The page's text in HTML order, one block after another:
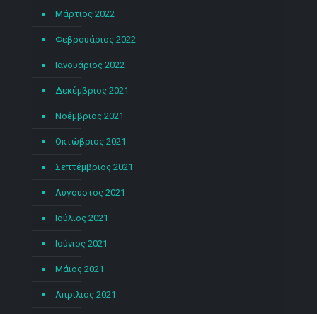
Μάρτιος 2022
Φεβρουάριος 2022
Ιανουάριος 2022
Δεκέμβριος 2021
Νοέμβριος 2021
Οκτώβριος 2021
Σεπτέμβριος 2021
Αύγουστος 2021
Ιούλιος 2021
Ιούνιος 2021
Μάιος 2021
Απρίλιος 2021